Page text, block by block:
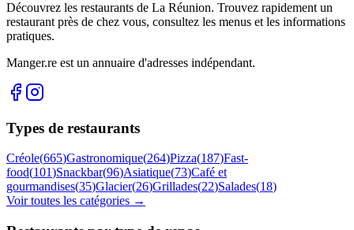
Découvrez les restaurants de La Réunion. Trouvez rapidement un
restaurant près de chez vous, consultez les menus et les informations
pratiques.
Manger.re est un annuaire d'adresses indépendant.
Types de restaurants
Créole(665)Gastronomique(264)Pizza(187)Fast-
food(101)Snackbar(96)Asiatique(73)Café et
gourmandises(35)Glacier(26)Grillades(22)Salades(18)
Voir toutes les catégories →